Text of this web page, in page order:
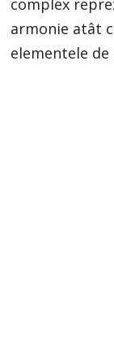
armonie atât
elementele